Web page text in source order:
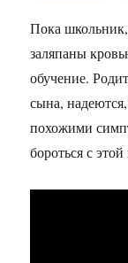
Пока школьник,
заляпаны
обучение.
сына,
похожими
бороться с